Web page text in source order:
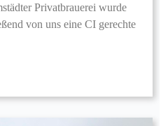
Privatbrauerei wurde
von uns eine CI gerechte